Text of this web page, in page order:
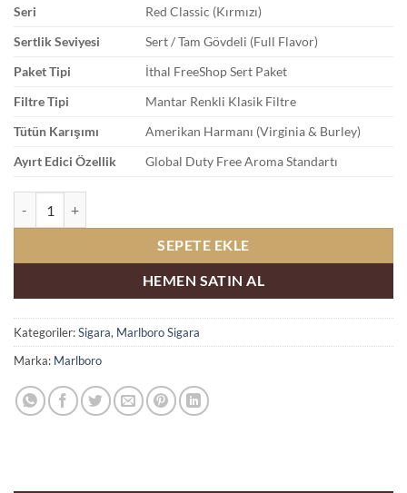
Seri
Red Classic (Kırmızı)
Sertlik Seviyesi
Sert / Tam Gövdeli (Full Flavor)
Paket Tipi
İthal FreeShop Sert Paket
Filtre Tipi
Mantar Renkli Klasik Filtre
Tütün Karışımı
Amerikan Harmanı (Virginia & Burley)
Ayırt Edici Özellik
Global Duty Free Aroma Standartı
SEPETE EKLE
HEMEN SATIN AL
Kategoriler:Sigara, Marlboro Sigara
Marka: Marlboro